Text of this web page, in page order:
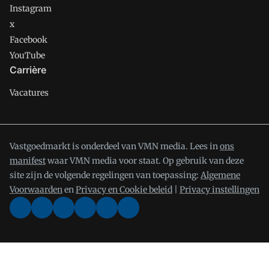
Instagram
x
Facebook
YouTube
Carrière
Vacatures
Vastgoedmarkt is onderdeel van VMN media. Lees inons
manifestwaar VMN media voor staat. Op gebruik van deze
site zijn de volgende regelingen van toepassing: Algemene
VoorwaardenenPrivacy en Cookie beleid Privacy instellingen